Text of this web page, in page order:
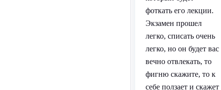
фоткать его лекции.
Экзамен прошел
легко, списать очень
легко, но он будет вас
вечно отвлекать, то
фигню скажите, то к
себе ползает и скажет